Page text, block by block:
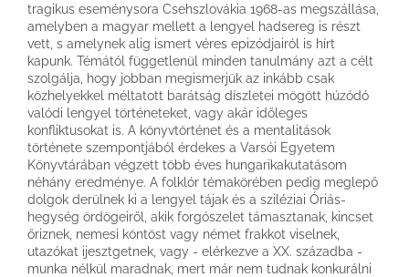
tragikus eseménysora Csehszlovákia 1968-as megszállása,
amelyben a magyar mellett a lengyel hadsereg is részt
vett, s amelynek alig ismert véres epizódjairól is hírt
kapunk. Témától függetlenül minden tanulmány azt a célt
szolgálja, hogy jobban megismerjük az inkább csak
közhelyekkel méltatott barátság díszletei mögött húzódó
valódi lengyel történeteket, vagy akár időleges
konfliktusokat is. A könyvtörténet és a mentalitások
története szempontjából érdekes a Varsói Egyetem
Könyvtárában végzett több éves hungarikakutatásom
néhány eredménye. A folklór témakörében pedig meglepő
dolgok derülnek ki a lengyel tájak és a sziléziai Óriás-
hegység ördögeiről, akik forgószelet támasztanak, kincset
őriznek, nemesi köntöst vagy német frakkot viselnek,
utazókat ijesztgetnek, vagy - elérkezve a XX. századba -
munka nélkül maradnak, mert már nem tudnak konkurálni